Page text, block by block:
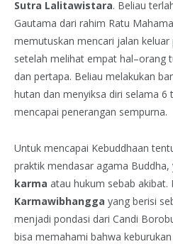
Sutra Lalitawistara. Beliau
Gautama dari rahim Ratu
memutuskan mencari jalan
setelah melihat empat hal–orang
dan pertapa. Beliau melakukan
hutan dan menyiksa diri selama 6
mencapai penerangan sempurna.
Untuk mencapai Kebuddhaan
praktik mendasar agama Buddha,
karma atau hukum sebab akibat.
Karmawibhangga yang berisi
menjadi pondasi dari Candi
bisa memahami bahwa